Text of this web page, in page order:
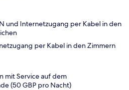
und Internetzugang per Kabel in den
per Kabel in den Zimmern
mit Service auf dem
(50 GBP pro Nacht)